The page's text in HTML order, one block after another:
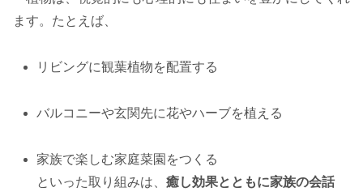
ます。たとえば、
リビングに観葉植物を配置する
バルコニーや玄関先に花やハーブを植える
家族で楽しむ家庭菜園をつくる
といった取り組みは、癒し効果とともに家族の会話